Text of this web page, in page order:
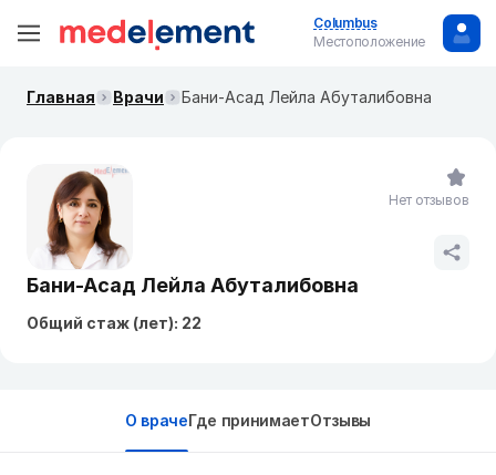
Columbus
Местоположение
Главная Врачи Бани-Асад Лейла Абуталибовна
Бани-Асад Лейла Абуталибовна
Общий стаж (лет): 22
Нет отзывов
О врачеГде принимаетОтзывы